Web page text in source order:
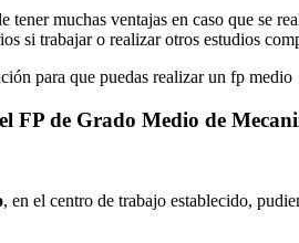
muchas ventajas en caso que se
si trabajar o realizar otros estudios
para que puedas realizar un fp
FP de Grado Medio de
, en el centro de trabajo establecido,